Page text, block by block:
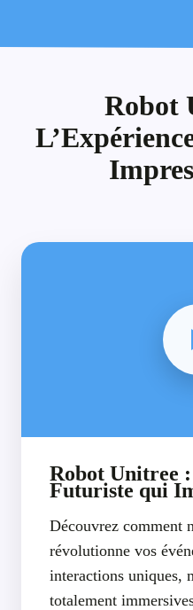
Robot
Robot Unitree
Futuriste qui
Découvrez comment
révolutionne vos
interactions uniques,
totalement